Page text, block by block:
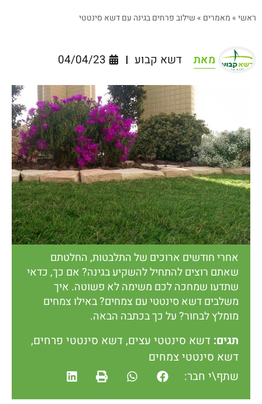
ראשי»מאמרים »שילוב פרחים בגינה עם דשא סינטטי
מאת דשא קבוע 04/04/23
אחרי חודשים ארוכים של התלבטות, החלטתם
שאתם רוצים להתחיל להשקיע בגינה? אם כך, כדאי
שתדעו שמחכה לכם משימה לא פשוטה. איך
משלבים דשא סינטטי עם צמחים? באילו צמחים
מומלץ לבחור? על כך בכתבה הבאה.
תגים: דשא סינטטי עצים, דשא סינטטי פרחים,
דשא סינטטי צמחים
שתף\י חבר: